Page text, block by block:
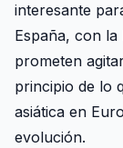
interesante
España, con la
prometen
principio de lo
asiática en
evolución.